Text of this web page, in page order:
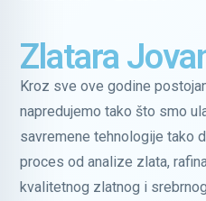
Zlatara
Kroz sve ove godine
napredujemo tako što smo
savremene tehnologije tako
proces od analize zlata,
kvalitetnog zlatnog i